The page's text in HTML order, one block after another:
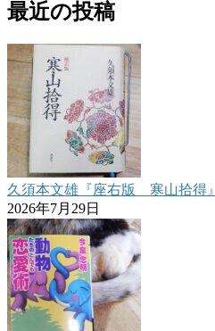
最近の投稿
久須本文雄『座右版 寒山拾得』
2026年7月29日